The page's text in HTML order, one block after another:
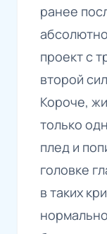
ранее
проект с
второй
Короче,
только
плед и
головке
в таких